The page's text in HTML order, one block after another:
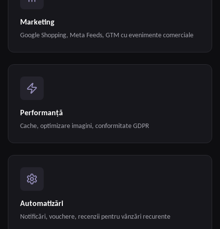
Marketing
Google Shopping, Meta Feeds, GTM cu evenimente comerciale
Performanță
Cache, optimizare imagini, conformitate GDPR
Automatizări
Notificări, vouchere, recenzii pentru vânzări recurente